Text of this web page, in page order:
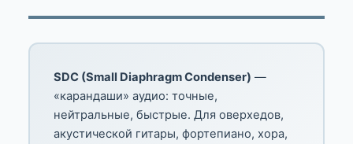
SDC (Small Diaphragm Condenser) —
«карандаши» аудио: точные,
нейтральные, быстрые. Для оверхедов,
акустической гитары, фортепиано, хора,